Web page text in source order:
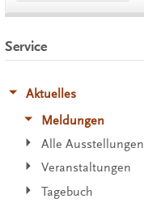
Service
Aktuelles
Meldungen
Alle Ausstellungen
Veranstaltungen
Tagebuch